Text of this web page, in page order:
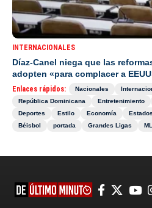
INTERNACIONALES
Díaz-Canel niega que las
adopten «para complacer a
Enlaces rápidos: Nacionales
República Dominicana
Entretenimiento
Deportes
Estilo Economía
Béisbol
portada Grandes Ligas